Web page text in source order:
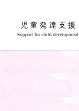
児 童 発 達 支 援
Support for child development